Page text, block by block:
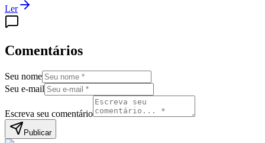
Ler
Comentários
Seu nome
Seu e-mail
Escreva seu comentário
Publicar